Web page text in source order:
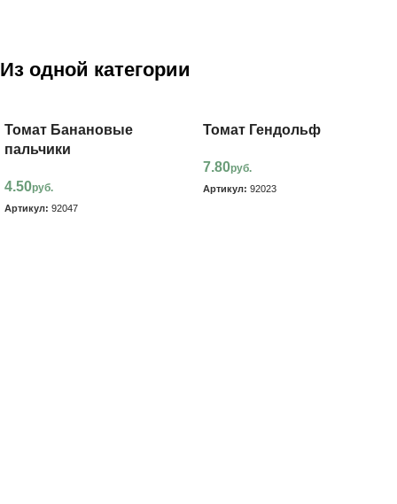
Из одной категории
Томат Банановые
пальчики
4.50руб.
Артикул: 92047
Томат Гендольф
7.80руб.
Артикул: 92023